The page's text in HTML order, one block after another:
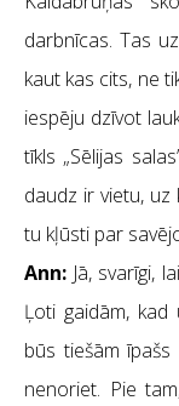
darbnīcas. Tas
kaut kas cits, ne
iespēju dzīvot
tīkls „Sēlijas
daudz ir vietu, uz
tu kļūsti par
Ann: Jā, svarīgi,
Ļoti gaidām,
būs tiešām
nenoriet. Pie